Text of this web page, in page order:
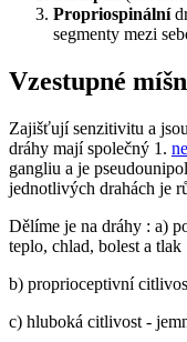
Propriospinální
segmenty mezi
Vzestupné
Zajišťují senzitivitu a
dráhy mají společný 1.
gangliu a je
jednotlivých drahách je
Dělíme je na dráhy : a)
teplo, chlad, bolest a tlak
b) proprioceptivní
c) hluboká citlivost -